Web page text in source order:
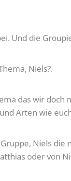
Und die
Niels?.
das wir
Arten wie
Niels die
oder von